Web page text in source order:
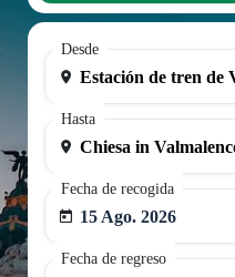
Desde
Hasta
Fecha de recogida
15 Ago. 2026
Fecha de regreso